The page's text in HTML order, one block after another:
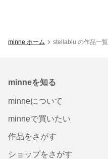
minne ホーム stellablu の作品一覧
minneを知る
minneについて
minneで買いたい
作品をさがす
ショップをさがす